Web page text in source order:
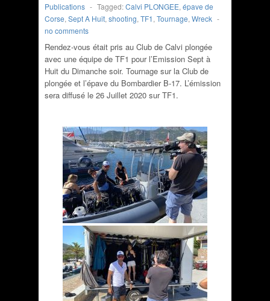
Publications - Tagged:Calvi PLONGEE, épave de
Corse, Sept A Huit, shooting, TF1, Tournage, Wreck -
no comments
Rendez-vous était pris au Club de Calvi plongée
avec une équipe de TF1 pour l’Emission Sept à
Huit du Dimanche soir. Tournage sur la Club de
plongée et l’épave du Bombardier B-17. L’émission
sera diffusé le 26 Juillet 2020 sur TF1.